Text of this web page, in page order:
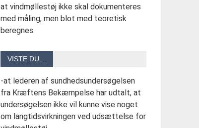
at vindmøllestøj ikke skal dokumenteres
med måling, men blot med teoretisk
beregnes.
VISTE DU…
-at lederen af sundhedsundersøgelsen
fra Kræftens Bekæmpelse har udtalt, at
undersøgelsen ikke vil kunne vise noget
om langtidsvirkningen ved udsættelse for